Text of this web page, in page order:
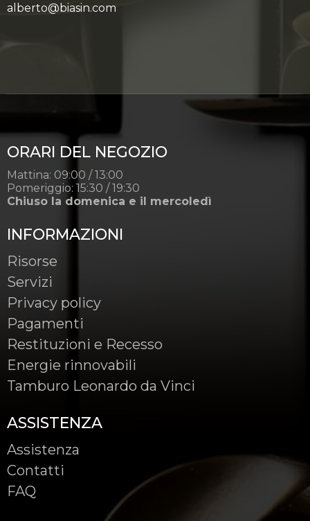
alberto@biasin.com
ORARI DEL NEGOZIO
Mattina: 09:00 / 13:00
Pomeriggio: 15:30 / 19:30
Chiuso la domenica e il mercoledì
INFORMAZIONI
Risorse
Servizi
Privacy policy
Pagamenti
Restituzioni e Recesso
Energie rinnovabili
Tamburo Leonardo da Vinci
ASSISTENZA
Assistenza
Contatti
FAQ